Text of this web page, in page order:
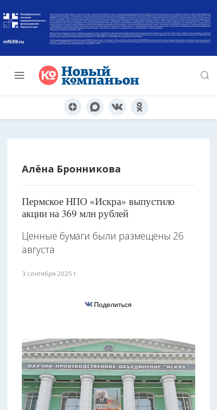
Алёна Бронникова
Пермское НПО «Искра» выпустило
акции на 369 млн рублей
Ценные бумаги были размещены 26
августа
3 сентября 2025 г.
Поделиться